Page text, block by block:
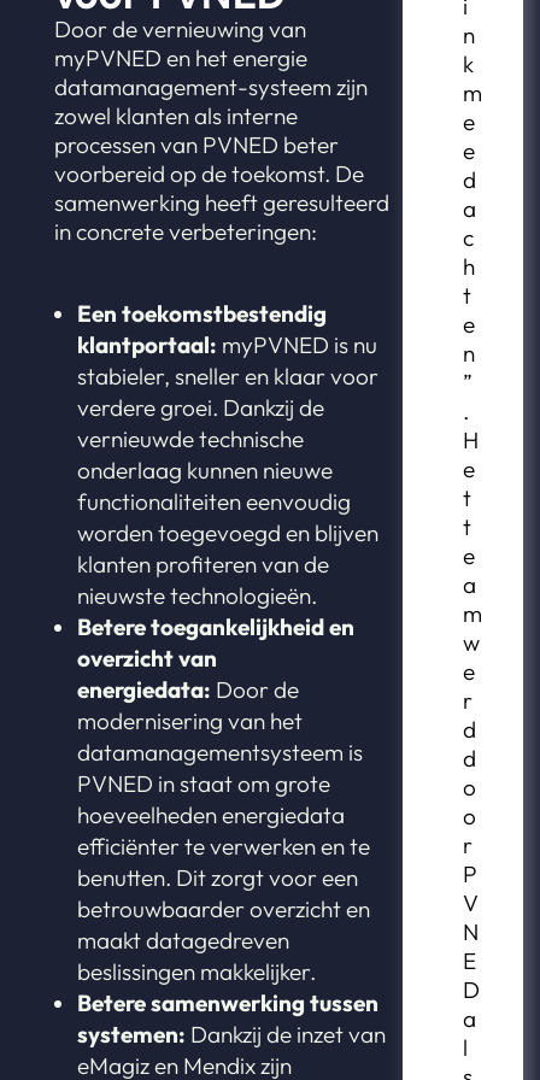
Door de vernieuwing van
myPVNED en het energie
datamanagement-systeem zijn
zowel klanten als interne
processen van PVNED beter
voorbereid op de toekomst. De
samenwerking heeft geresulteerd
in concrete verbeteringen:
Een toekomstbestendig
klantportaal: myPVNED is nu
stabieler, sneller en klaar voor
verdere groei. Dankzij de
vernieuwde technische
onderlaag kunnen nieuwe
functionaliteiten eenvoudig
worden toegevoegd en blijven
klanten profiteren van de
nieuwste technologieën.
Betere toegankelijkheid en
overzicht van
energiedata: Door de
modernisering van het
datamanagementsysteem is
PVNED in staat om grote
hoeveelheden energiedata
efficiënter te verwerken en te
benutten. Dit zorgt voor een
betrouwbaarder overzicht en
maakt datagedreven
beslissingen makkelijker.
Betere samenwerking tussen
systemen: Dankzij de inzet van
eMagiz en Mendix zijn
i
n
k
m
e
e
d
a
c
h
t
e
n
”
.
H
e
t
t
e
a
m
w
e
r
d
d
o
o
r
P
V
N
E
D
a
l